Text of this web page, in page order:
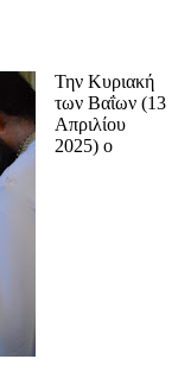
Την Κυριακή
των Βαΐων (13
Απριλίου
2025) ο